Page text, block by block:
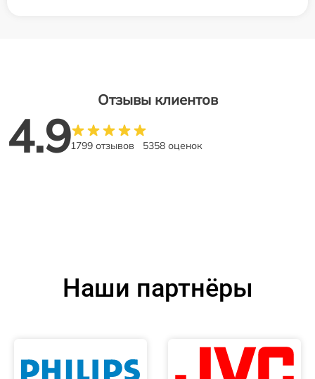
Отзывы клиентов
4.91799 отзывов 5358 оценок
Наши партнёры